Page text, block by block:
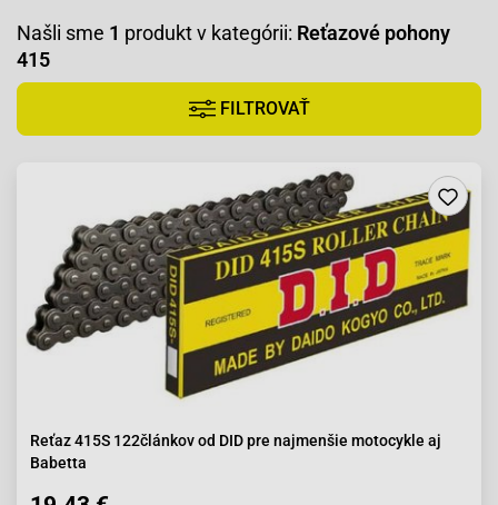
Našli sme 1 produkt v kategórii: Reťazové pohony
415
FILTROVAŤ
Reťaz 415S 122článkov od DID pre najmenšie motocykle aj
Babetta